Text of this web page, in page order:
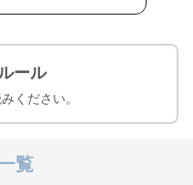
ール
ください。
覧